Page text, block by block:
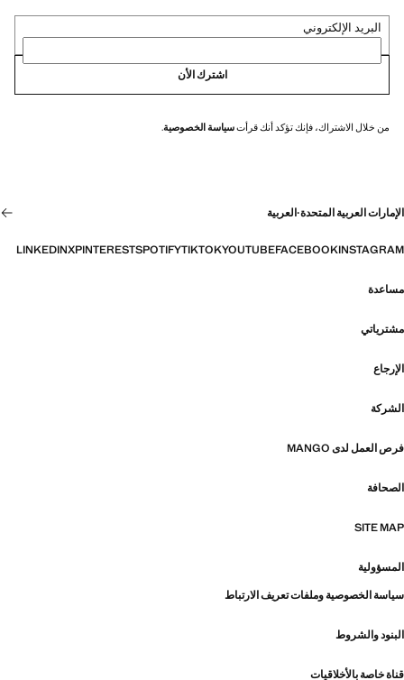
البريد الإلكتروني
اشترك الأن
من خلال الاشتراك، فإنك تؤكد أنك قرأتسياسة الخصوصية.
الإمارات العربية المتحدة·العربية
INSTAGRAM
FACEBOOK
YOUTUBE
TIKTOK
SPOTIFY
PINTEREST
X
LINKEDIN
مساعدة
مشترياتي
الإرجاع
الشركة
فرص العمل لدى MANGO
الصحافة
SITE MAP
المسؤولية
سياسة الخصوصية وملفات تعريف الارتباط
البنود والشروط
قناة خاصة بالأخلاقيات